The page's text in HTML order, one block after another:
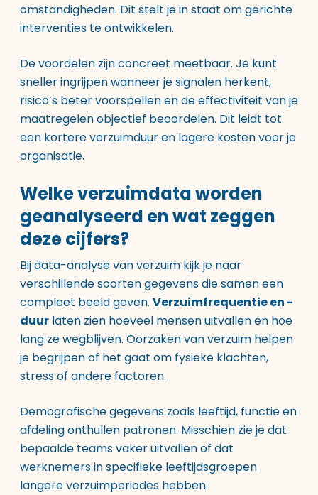
omstandigheden. Dit stelt je in staat om gerichte
interventies te ontwikkelen.
De voordelen zijn concreet meetbaar. Je kunt
sneller ingrijpen wanneer je signalen herkent,
risico’s beter voorspellen en de effectiviteit van je
maatregelen objectief beoordelen. Dit leidt tot
een kortere verzuimduur en lagere kosten voor je
organisatie.
Welke verzuimdata worden
geanalyseerd en wat zeggen
deze cijfers?
Bij data-analyse van verzuim kijk je naar
verschillende soorten gegevens die samen een
compleet beeld geven. Verzuimfrequentie en -
duur laten zien hoeveel mensen uitvallen en hoe
lang ze wegblijven. Oorzaken van verzuim helpen
je begrijpen of het gaat om fysieke klachten,
stress of andere factoren.
Demografische gegevens zoals leeftijd, functie en
afdeling onthullen patronen. Misschien zie je dat
bepaalde teams vaker uitvallen of dat
werknemers in specifieke leeftijdsgroepen
langere verzuimperiodes hebben.